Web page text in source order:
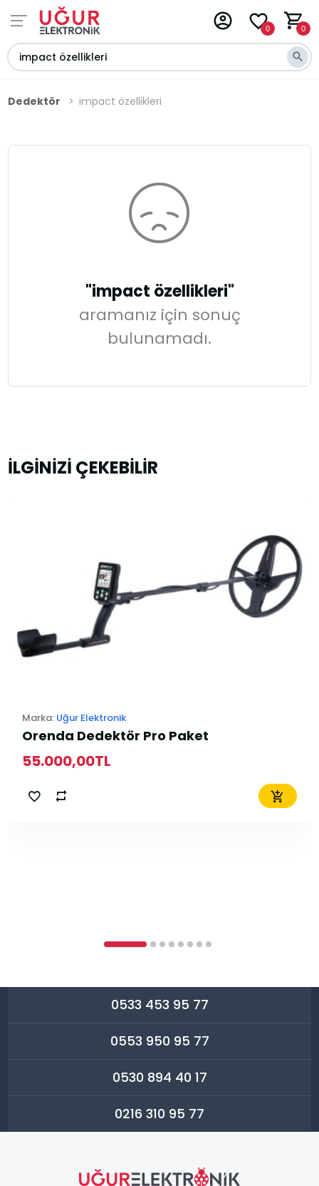
0 0
Dedektör impact özellikleri
"impact özellikleri"
aramanız için sonuç
bulunamadı.
İLGİNİZİ ÇEKEBİLİR
Marka: Uğur Elektronik
Orenda Dedektör Pro Paket
55.000,00TL
0533 453 95 77
0553 950 95 77
0530 894 40 17
0216 310 95 77